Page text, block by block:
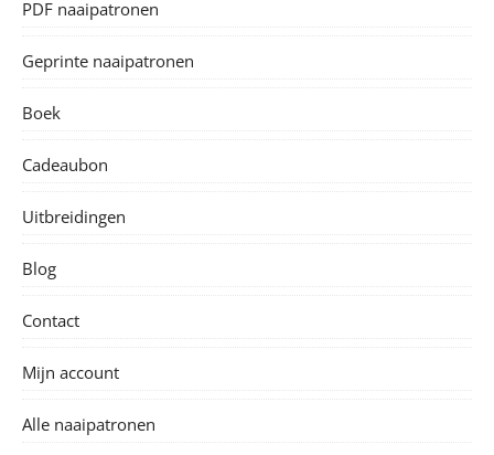
PDF naaipatronen
Geprinte naaipatronen
Boek
Cadeaubon
Uitbreidingen
Blog
Contact
Mijn account
Alle naaipatronen